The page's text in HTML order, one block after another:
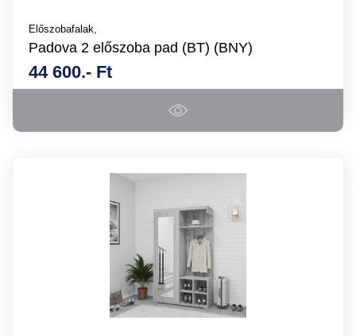
Előszobafalak,
Padova 2 előszoba pad (BT) (BNY)
44 600.- Ft